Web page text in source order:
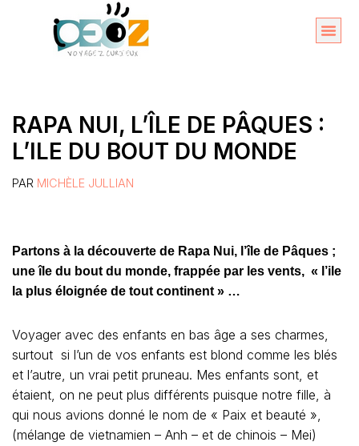
RAPA NUI, L’ÎLE DE PÂQUES :
L’ILE DU BOUT DU MONDE
PAR MICHÈLE JULLIAN
Partons à la découverte de Rapa Nui, l’île de Pâques ;
une île du bout du monde, frappée par les vents, « l’ile
la plus éloignée de tout continent » …
Voyager avec des enfants en bas âge a ses charmes,
surtout si l’un de vos enfants est blond comme les blés
et l’autre, un vrai petit pruneau. Mes enfants sont, et
étaient, on ne peut plus différents puisque notre fille, à
qui nous avions donné le nom de « Paix et beauté »,
(mélange de vietnamien – Anh – et de chinois – Mei)